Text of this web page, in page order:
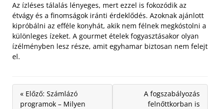
Az ízléses tálalás lényeges, mert ezzel is fokozódik az
étvágy és a finomságok iránti érdeklődés. Azoknak ajánlott
kipróbálni az efféle konyhát, akik nem félnek megkóstolni a
különleges ízeket. A gourmet ételek fogyasztásakor olyan
ízélményben lesz része, amit egyhamar biztosan nem felejt
el.
« Előző: Számlázó
programok – Milyen
A fogszabályozás
felnőttkorban is